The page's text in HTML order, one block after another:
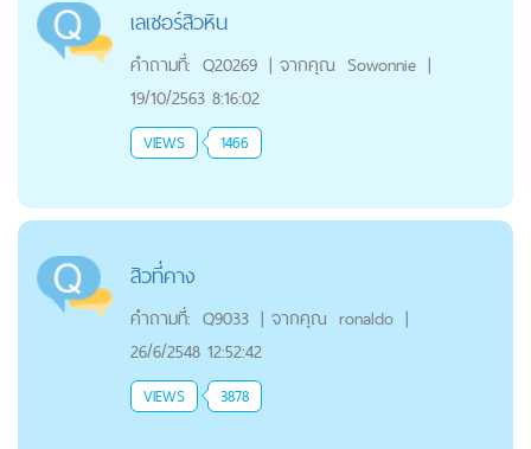
เลเซอร์สิวหิน
คำถามที่: Q20269 | จากคุณ Sowonnie |
19/10/2563 8:16:02
VIEWS 1466
สิวที่คาง
คำถามที่: Q9033 | จากคุณ ronaldo |
26/6/2548 12:52:42
VIEWS 3878